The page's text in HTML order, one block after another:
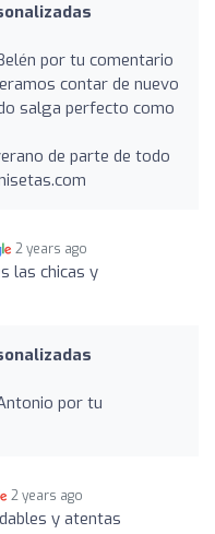
por tu comentario
contar de nuevo
salga perfecto como
de parte de todo
2 years ago
las chicas y
por tu
2 years ago
y atentas